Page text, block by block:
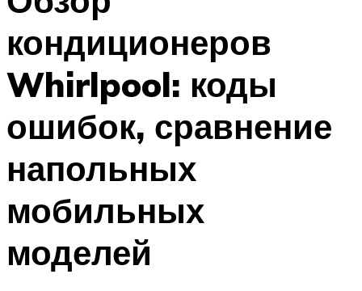
кондиционеров
Whirlpool: коды
ошибок, сравнение
напольных
мобильных
моделей